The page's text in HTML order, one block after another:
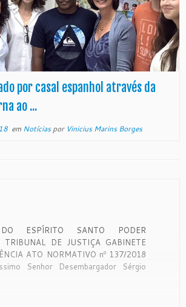
por casal espanhol através da
ao ...
em Notíciaspor Vinicius Marins Borges
ESPÍRITO SANTO PODER
TRIBUNAL DE JUSTIÇA GABINETE
ATO NORMATIVO nº 137/2018
Senhor Desembargador Sérgio